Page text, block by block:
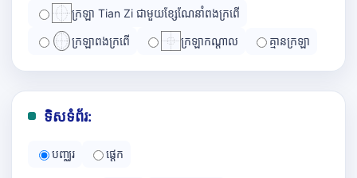
ក្រឡា Tian Zi ជាមួយខ្សែណែនាំពងក្រពើ
ក្រឡាពងក្រពើ ក្រឡាកណ្ដាល គ្មានក្រឡា
ទិសទំព័រ:
បញ្ឈរ ផ្ដេក